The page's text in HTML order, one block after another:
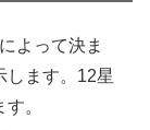
よって決ま
します。12星
。